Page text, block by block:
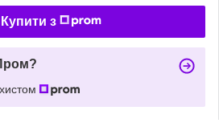
Купити з